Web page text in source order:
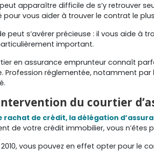
peut apparaître difficile de s’y retrouver
pour vous aider à trouver le contrat le
peut s’avérer précieuse : il vous aide à
important.
en assurance emprunteur connaît
Profession réglementée, notamment par
du courtier
rachat de crédit, la délégation
de votre crédit immobilier, vous n’êtes
vous pouvez en effet opter pour le